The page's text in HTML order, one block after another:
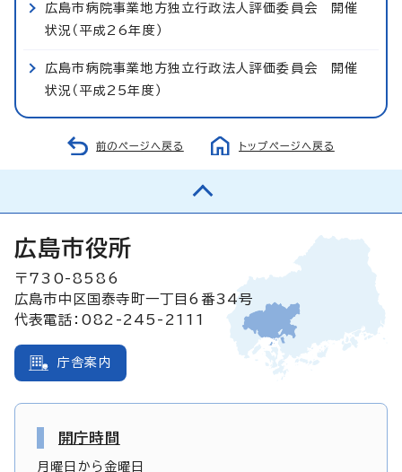
広島市病院事業地方独立行政法人評価委員会 開催
状況（平成26年度）
広島市病院事業地方独立行政法人評価委員会 開催
状況（平成25年度）
前のページへ戻る トップページへ戻る
広島市役所
〒730-8586
広島市中区国泰寺町一丁目6番34号
代表電話：082-245-2111
庁舎案内
開庁時間
月曜日から金曜日